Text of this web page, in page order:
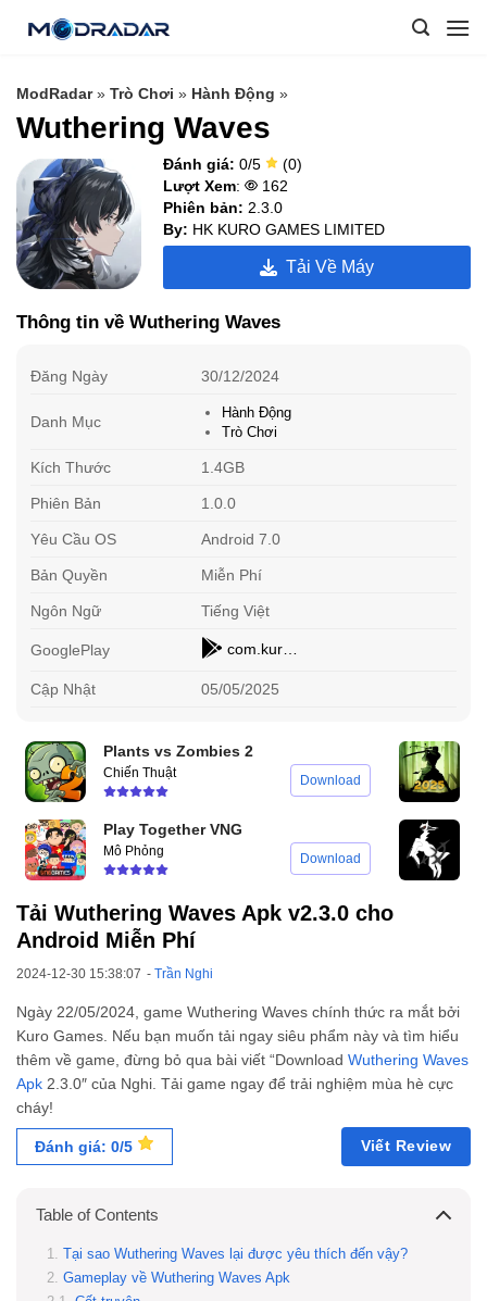
ModRadar» Trò Chơi » Hành Động »
Wuthering Waves
Đánh giá: 0/5
(0)
Lượt Xem:
162
Phiên bản: 2.3.0
By: HK KURO GAMES LIMITED
Tải Về Máy
Thông tin về Wuthering Waves
Đăng Ngày 30/12/2024
Danh Mục
Hành Động
Trò Chơi
Kích Thước 1.4GB
Phiên Bản 1.0.0
Yêu Cầu OS Android 7.0
Bản Quyền Miễn Phí
Ngôn Ngữ Tiếng Việt
GooglePlay
Cập Nhật 05/05/2025
Plants vs Zombies 2
Chiến Thuật Download
Play Together VNG
Mô Phỏng Download
Tải Wuthering Waves Apk v2.3.0 cho
Android Miễn Phí
2024-12-30 15:38:07 - Trần Nghi
Ngày 22/05/2024, game Wuthering Waves chính thức ra mắt bởi
Kuro Games. Nếu bạn muốn tải ngay siêu phẩm này và tìm hiểu
thêm về game, đừng bỏ qua bài viết “Download Wuthering Waves
Apk 2.3.0″ của Nghi. Tải game ngay để trải nghiệm mùa hè cực
cháy!
Đánh giá: 0/5 Viết Review
Table of Contents
Tại sao Wuthering Waves lại được yêu thích đến vậy?
Gameplay về Wuthering Waves Apk